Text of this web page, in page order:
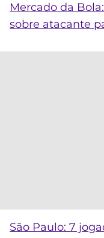
Mercado da
sobre atacante
São Paulo: 7